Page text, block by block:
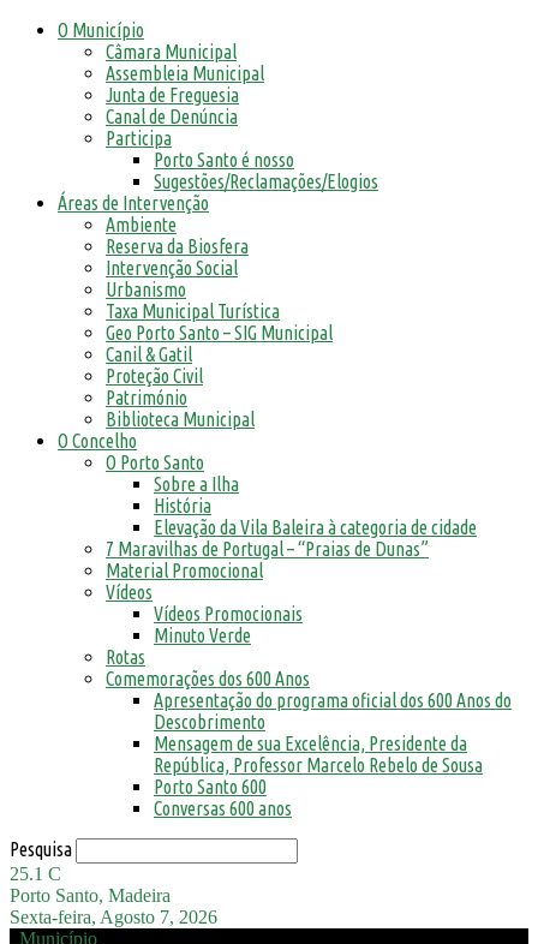
O Município
Câmara Municipal
Assembleia Municipal
Junta de Freguesia
Canal de Denúncia
Participa
Porto Santo é nosso
Sugestões/Reclamações/Elogios
Áreas de Intervenção
Ambiente
Reserva da Biosfera
Intervenção Social
Urbanismo
Taxa Municipal Turística
Geo Porto Santo – SIG Municipal
Canil & Gatil
Proteção Civil
Património
Biblioteca Municipal
O Concelho
O Porto Santo
Sobre a Ilha
História
Elevação da Vila Baleira à categoria de cidade
7 Maravilhas de Portugal – “Praias de Dunas”
Material Promocional
Vídeos
Vídeos Promocionais
Minuto Verde
Rotas
Comemorações dos 600 Anos
Apresentação do programa oficial dos 600 Anos do
Descobrimento
Mensagem de sua Excelência, Presidente da
República, Professor Marcelo Rebelo de Sousa
Porto Santo 600
Conversas 600 anos
Pesquisa
25.1 C
Porto Santo, Madeira
Sexta-feira, Agosto 7, 2026
Município